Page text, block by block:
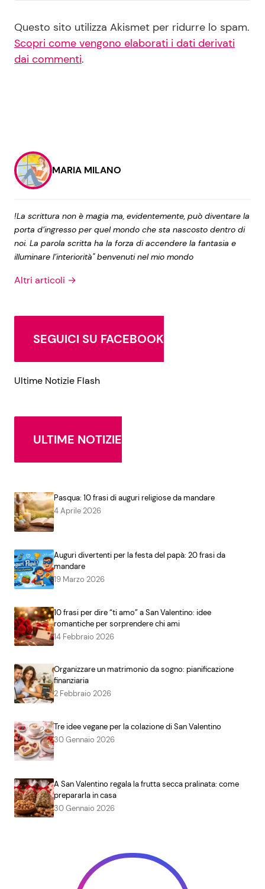
Questo sito utilizza Akismet per ridurre lo spam.
Scopri come vengono elaborati i dati derivati
dai commenti.
MARIA MILANO
!La scrittura non è magia ma, evidentemente, può diventare la
porta d’ingresso per quel mondo che sta nascosto dentro di
noi. La parola scritta ha la forza di accendere la fantasia e
illuminare l’interiorità" benvenuti nel mio mondo
Altri articoli →
SEGUICI SU FACEBOOK
Ultime Notizie Flash
ULTIME NOTIZIE
Pasqua: 10 frasi di auguri religiose da mandare
4 Aprile 2026
Auguri divertenti per la festa del papà: 20 frasi da
mandare
19 Marzo 2026
10 frasi per dire “ti amo” a San Valentino: idee
romantiche per sorprendere chi ami
14 Febbraio 2026
Organizzare un matrimonio da sogno: pianificazione
finanziaria
2 Febbraio 2026
Tre idee vegane per la colazione di San Valentino
30 Gennaio 2026
A San Valentino regala la frutta secca pralinata: come
prepararla in casa
30 Gennaio 2026